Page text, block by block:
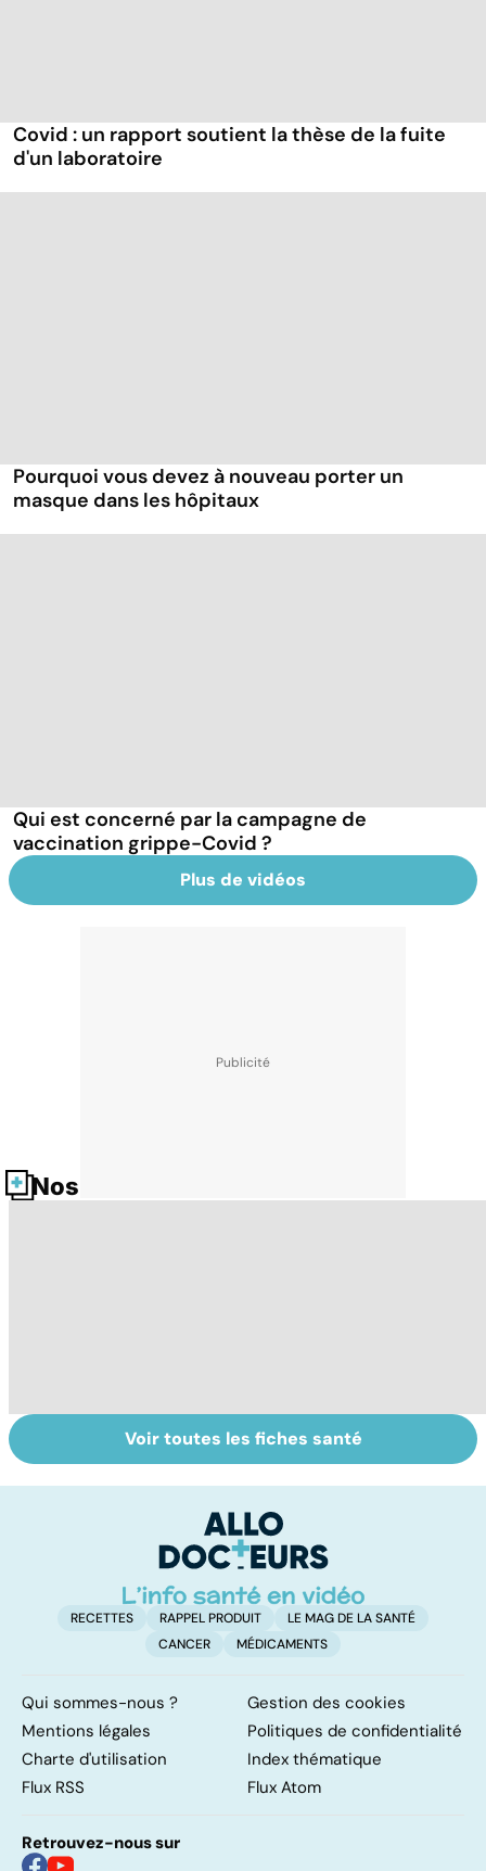
Covid : un rapport soutient la thèse de la fuite
d'un laboratoire
Pourquoi vous devez à nouveau porter un
masque dans les hôpitaux
Qui est concerné par la campagne de
vaccination grippe-Covid ?
Plus de vidéos
Nos fiches santé
Tout savoir sur
les infections
Covid-19 : tout
savoir sur la
Voir toutes les fiches santé
RECETTES RAPPEL PRODUIT
LE MAG DE LA SANTÉ
CANCER
MÉDICAMENTS
Qui sommes-nous ?
Gestion des cookies
Mentions légales
Politiques de confidentialité
Charte d'utilisation
Index thématique
Flux RSS
Flux Atom
Retrouvez-nous sur